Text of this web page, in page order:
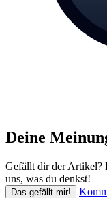
Deine
Gefällt dir der Artikel?
uns, was du denkst!
Das gefällt mir!